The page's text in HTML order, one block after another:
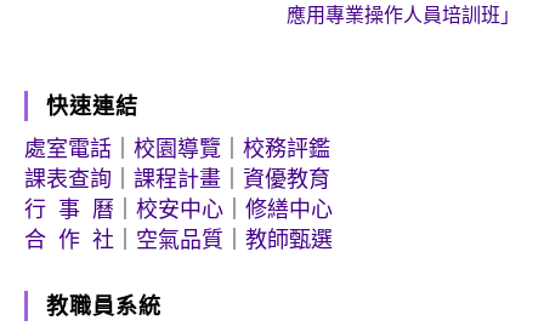
應用專業操作人員培訓班」
快速連結
處室電話
校園導覽
校務評鑑
課表查詢
課程計畫
資優教育
行 事 曆
校安中心
修繕中心
合 作 社
空氣品質 教師甄選
教職員系統